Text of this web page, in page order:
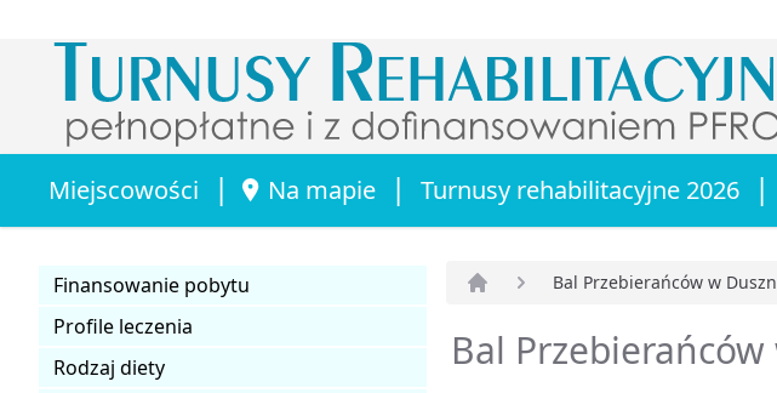
Miejscowości | Na mapie | Turnusy rehabilitacyjne 2026 |
Finansowanie pobytu
Profile leczenia
Rodzaj diety
Bal Przebierańców w
Bal